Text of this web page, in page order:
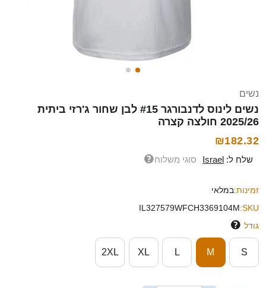
נשים
נשים לינוס לדנבורגר #15 לבן שחור ג'רזי ביתית
2025/26 חולצה קצרה
₪182.32
שלח ל: Israel סוגי משלוח
זמינות:במלאי
SKU:
IL327579WFCH3369104M
גודל
S
M
L
XL
2XL